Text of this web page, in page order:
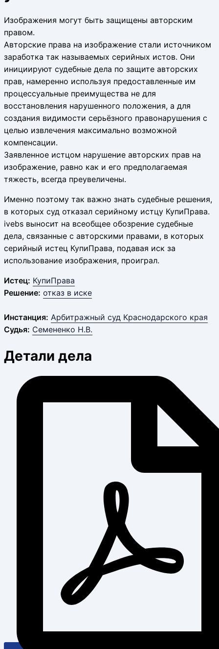
Изображения могут быть защищены авторским
правом.
Авторские права на изображение стали источником
заработка так называемых серийных истов. Они
инициируют судебные дела по защите авторских
прав, намеренно используя предоставленные им
процессуальные преимущества не для
восстановления нарушенного положения, а для
создания видимости серьёзного правонарушения с
целью извлечения максимально возможной
компенсации.
Заявленное истцом нарушение авторских прав на
изображение, равно как и его предполагаемая
тяжесть, всегда преувеличены.
Именно поэтому так важно знать судебные решения,
в которых суд отказал серийному истцу КупиПрава.
ivebs выносит на всеобщее обозрение судебные
дела, связанные с авторскими правами, в которых
серийный истец КупиПрава, подавая иск за
использование изображения, проиграл.
Истец: КупиПрава
Решение: отказ в иске
Инстанция: Арбитражный суд Краснодарского края
Судья: Семененко Н.В.
Детали дела